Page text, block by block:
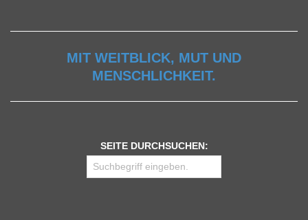
MIT WEITBLICK, MUT UND
MENSCHLICHKEIT.
SEITE DURCHSUCHEN: